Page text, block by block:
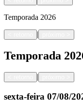
Temporada 2026
|
Temporada
|
sexta-feira 07/08/